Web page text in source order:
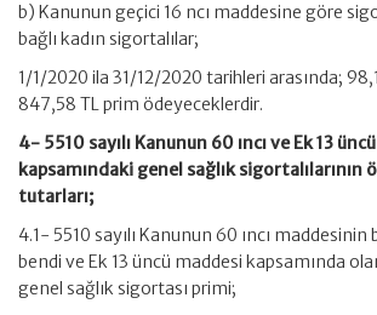
b) Kanunun geçici 16 ncı maddesine göre
bağlı kadın sigortalılar;
1/1/2020 ila 31/12/2020 tarihleri arasında;
847,58 TL prim ödeyeceklerdir.
4- 5510 sayılı Kanunun 60 ıncı ve Ek 13
kapsamındaki genel sağlık sigortalılarının
tutarları;
4.1- 5510 sayılı Kanunun 60 ıncı maddesinin
bendi ve Ek 13 üncü maddesi kapsamında
genel sağlık sigortası primi;